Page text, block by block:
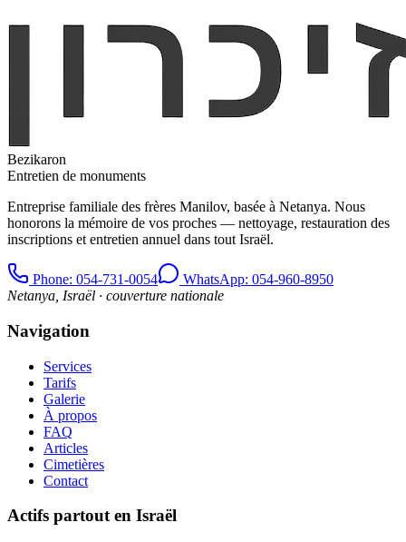
Bezikaron
Entretien de monuments
Entreprise familiale des frères Manilov, basée à Netanya. Nous
honorons la mémoire de vos proches — nettoyage, restauration des
inscriptions et entretien annuel dans tout Israël.
Phone: 054-731-0054
WhatsApp: 054-960-8950
Netanya, Israël · couverture nationale
Navigation
Services
Tarifs
Galerie
À propos
FAQ
Articles
Cimetières
Contact
Actifs partout en Israël